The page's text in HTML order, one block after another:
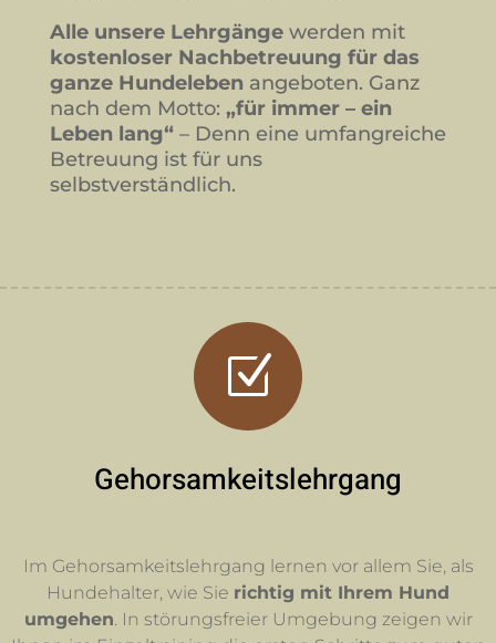
Alle unsere Lehrgängewerden mit
kostenloser Nachbetreuung für das
ganze Hundeleben angeboten. Ganz
nach dem Motto: „für immer – ein
Leben lang“ – Denn eine umfangreiche
Betreuung ist für uns
selbstverständlich.
Z
Gehorsamkeitslehrgang
Im Gehorsamkeitslehrgang lernen vor allem Sie, als
Hundehalter, wie Sie richtig mit Ihrem Hund
umgehen . In störungsfreier Umgebung zeigen wir